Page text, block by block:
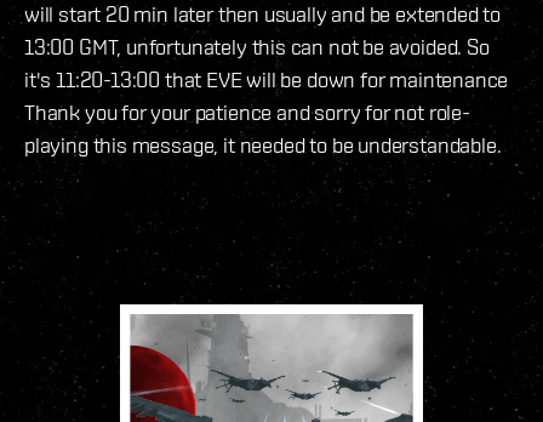
will start 20 min later then usually and be extended to
13:00 GMT, unfortunately this can not be avoided. So
it's 11:20-13:00 that EVE will be down for maintenance
Thank you for your patience and sorry for not role-
playing this message, it needed to be understandable.